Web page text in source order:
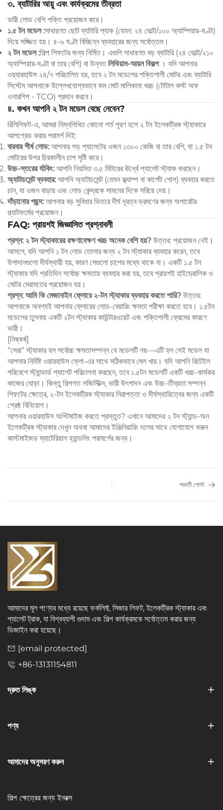
৩. ব্যাটারির আয়ু এবং কার্যক্রমের তীব্রতা
ভারী লোড বেশি শক্তি প্রয়োজন করে।
১.৫ টন মডেল :সাধারণত ছোট ব্যাটারি প্যাক (যেমন: ২৪ ভোল্ট/১০০ অ্যাম্পিয়ার-ঘণ্টা)
দিয়ে সজ্জিত হয়। ৪-৬ ঘণ্টা বিচ্ছিন্ন ব্যবহারের জন্য সর্বোত্তম।
২ টন মডেল :শিল্প শিফটের জন্য নির্মিত। এগুলি সাধারণত বড় ব্যাটারি (২৪ ভোল্ট/২১০
অ্যাম্পিয়ার-ঘণ্টা বা তার বেশি) বা উন্নতলিথিয়াম-আয়ন বিকল্প । যদি আপনার
ওয়্যারহাউস ২৪/৭ পরিচালিত হয়, তবে ২ টন মডেলের শক্তিশালী মোটর এবং ব্যাটারি
সিস্টেম আপনাকে উল্লেখযোগ্যভাবে কম মোট মালিকানা খরচ (টোটাল কস্ট অফ
ওনারশিপ - TCO) প্রদান করবে।
৪. কখন আপনি ২ টন মডেল বেছে নেবেন?
রিলিলিফট-এ, আমরা নিম্নলিখিত কোনো শর্ত পূরণ হলে ২ টন ইলেকট্রিক স্ট্যাকারে
আপগ্রেড করার পরামর্শ দিই:
বারবার শীর্ষ লোড: আপনার গড় প্যালেটের ওজন ১৩০০ কেজি বা তার বেশি, যা ১.৫ টন
মোটরের উপর চিরকালীন চাপ সৃষ্টি করে।
উচ্চ-স্তরের র্যাকিং: আপনি নিয়মিত ৩.৫ মিটারের ঊর্ধ্বে প্যালেট স্ট্যাক করছেন।
অ্যাটাচমেন্ট ব্যবহার: আপনি অ্যাটাচমেন্ট (যেমন ক্ল্যাম্প বা কার্পেট পোল) ব্যবহার করতে
চান, যা ওজন বাড়ায় এবং লোড কেন্দ্রকে সামনের দিকে সরিয়ে দেয়।
দাঁড়ানোর পছন্দ: আপনার বড় সুবিধার ভিতরে দীর্ঘ দূরত্ব ভ্রমণের জন্য অপারেটর
প্ল্যাটফর্মের প্রয়োজন।
FAQ: প্রায়শই জিজ্ঞাসিত প্রশ্নাবলী
প্রশ্ন: ২ টন স্ট্যাকারের রক্ষণাবেক্ষণ খরচ অনেক বেশি হয়? উত্তর: প্রয়োজন নেই।
আসলে, যদি আপনি ১ টন লোড তোলার জন্য ২ টন স্ট্যাকার ব্যবহার করেন, তবে
উপাদানগুলো দীর্ঘস্থায়ী হয়, কারণ সেগুলো চাপের মধ্যে থাকে না। একটি ১.৫ টন
স্ট্যাকার যদি প্রতিদিন সর্বোচ্চ ক্ষমতায় ব্যবহার করা হয়, তবে প্রায়শই হাইড্রোলিক ও
মোটর মেরামতের প্রয়োজন হয়।
প্রশ্ন: আমি কি মেজানাইন ফ্লোরে ২-টন স্ট্যাকার ব্যবহার করতে পারি? উত্তর:
আপনাকে অবশ্যই আপনার ফ্লোরের লোড-বেয়ারিং ক্ষমতা পরীক্ষা করতে হবে। ১.৫টন
মডেলের তুলনায় একটি ২টন স্ট্যাকার কাউন্টারওয়েট এবং শক্তিশালী ফ্রেমের কারণে
ভারী।
[নিষ্কর্ষ]
“সেরা” স্ট্যাকার হল সর্বোচ্চ ক্ষমতাসম্পন্ন যে মডেলটি নয়—এটি হল সেই মডেল যা
আপনার নির্দিষ্ট ওয়ারহাউস ফ্লো-এর সাথে সঠিকভাবে মেল খায়। যদি আপনি রিটেইল
পরিবেশে স্ট্যান্ডার্ড প্যালেট পরিচালনা করছেন, তবে ১.৫টন মডেলটি একটি খরচ-কার্যকর
কাজের ঘোড়া। কিন্তু শিল্পগত লজিস্টিক্স, ভারী উৎপাদন এবং উচ্চ-তীব্রতা সম্পন্ন
শিফটের ক্ষেত্রে, ২-টন ইলেকট্রিক স্ট্যাকার নিরাপত্তা ও দীর্ঘস্থায়িত্বের জন্য একটি
শ্রেষ্ঠ বিনিয়োগ।
আপনার ওয়ারহাউস অপ্টিমাইজ করতে প্রস্তুত? এখানে আমাদের ২ টন স্ট্যান্ড-অন
ইলেকট্রিক স্ট্যাকার দেখুন অথবা আমাদের ইঞ্জিনিয়ারিং দলের সাথে যোগাযোগ করুন
কাস্টমাইজড ম্যাটেরিয়াল হ্যান্ডলিং পরামর্শের জন্য।
পরবর্তী পোস্ট
আমাদের মূল পণ্যের মধ্যে রয়েছে ফর্কলিফ্ট, সিজার লিফট, ইলেকট্রিক স্ট্যাকার এবং
প্যালেট ট্রাক, যা বিশ্বব্যাপী গুদাম এবং শিল্প কার্যক্রমকে সর্বোত্তম করার জন্য
ডিজাইন করা হয়েছে।
[email protected]
+86-13131154811
দ্রুত লিঙ্ক
পণ্য
আমাদের অনুসরণ করুন
শিল্প ক্ষেত্রের জন্য ইনবক্স